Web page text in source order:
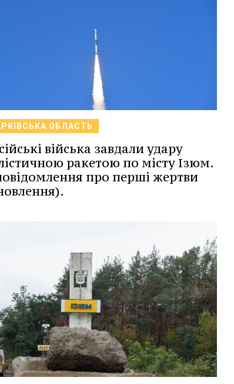
ОБЛАСТЬ
війська завдали удару
ракетою по місту Ізюм.
про перші жертви